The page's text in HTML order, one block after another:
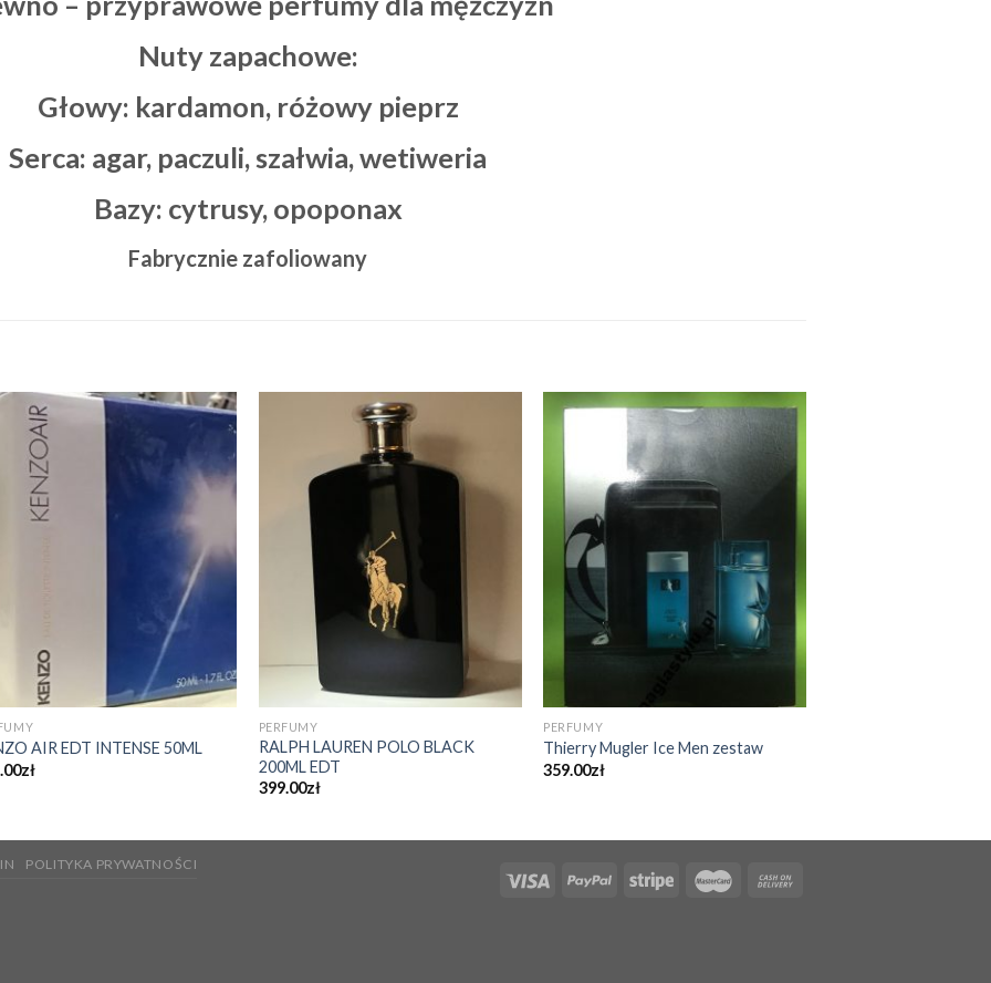
Nuty zapachowe:
Głowy: kardamon, różowy pieprz
Serca: agar, paczuli, szałwia, wetiweria
Bazy: cytrusy, opoponax
Fabrycznie zafoliowany
AIR EDT INTENSE 50ML
zł
PERFUMY
RALPH LAUREN POLO BLACK
200ML EDT
399.00zł
PERFUMY
Thierry Mugler Ice Men zestaw
359.00zł
POLITYKA PRYWATNOŚCI